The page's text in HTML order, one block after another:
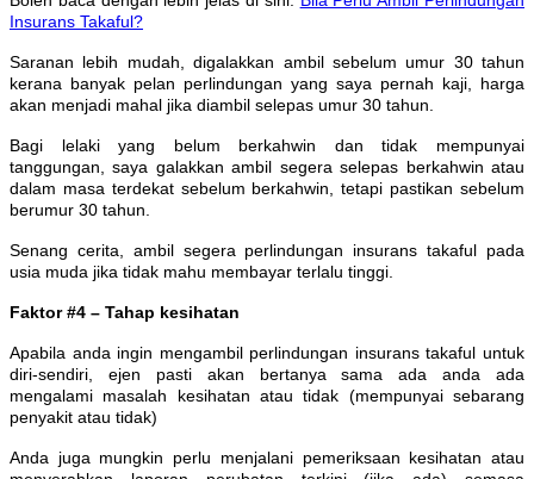
Insurans Takaful?
Saranan lebih mudah, digalakkan ambil sebelum umur 30 tahun
kerana banyak pelan perlindungan yang saya pernah kaji, harga
akan menjadi mahal jika diambil selepas umur 30 tahun.
Bagi lelaki yang belum berkahwin dan tidak mempunyai
tanggungan, saya galakkan ambil segera selepas berkahwin atau
dalam masa terdekat sebelum berkahwin, tetapi pastikan sebelum
berumur 30 tahun.
Senang cerita, ambil segera perlindungan insurans takaful pada
usia muda jika tidak mahu membayar terlalu tinggi.
Faktor #4 – Tahap kesihatan
Apabila anda ingin mengambil perlindungan insurans takaful untuk
diri-sendiri, ejen pasti akan bertanya sama ada anda ada
mengalami masalah kesihatan atau tidak (mempunyai sebarang
penyakit atau tidak)
Anda juga mungkin perlu menjalani pemeriksaan kesihatan atau